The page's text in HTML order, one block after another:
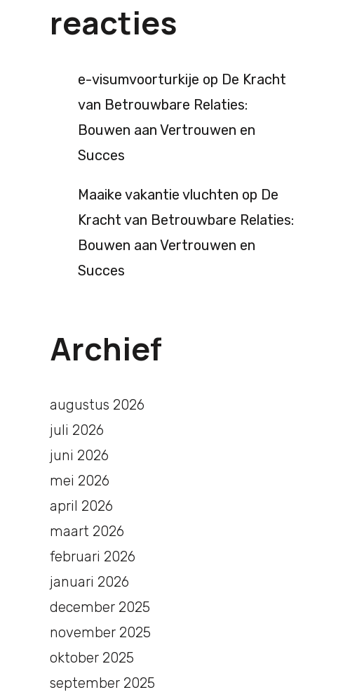
reacties
e-visumvoorturkije op De Kracht
van Betrouwbare Relaties:
Bouwen aan Vertrouwen en
Succes
Maaike vakantie vluchten op De
Kracht van Betrouwbare Relaties:
Bouwen aan Vertrouwen en
Succes
Archief
augustus 2026
juli 2026
juni 2026
mei 2026
april 2026
maart 2026
februari 2026
januari 2026
december 2025
november 2025
oktober 2025
september 2025